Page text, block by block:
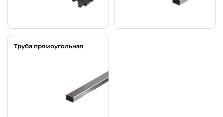
Труба прямоугольная